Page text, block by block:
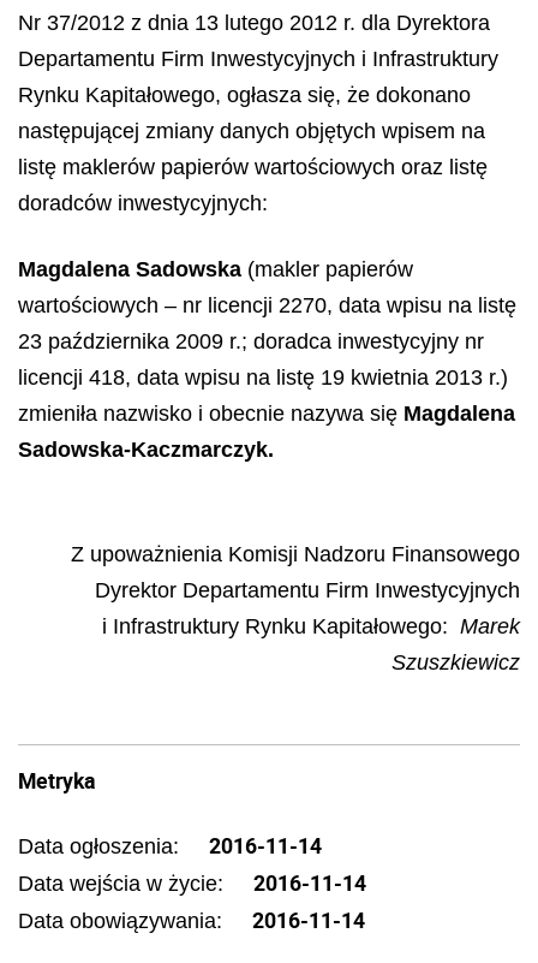
Nr 37/2012 z dnia 13 lutego 2012 r. dla Dyrektora
Departamentu Firm Inwestycyjnych i Infrastruktury
Rynku Kapitałowego, ogłasza się, że dokonano
następującej zmiany danych objętych wpisem na
listę maklerów papierów wartościowych oraz listę
doradców inwestycyjnych:
Magdalena Sadowska (makler papierów
wartościowych – nr licencji 2270, data wpisu na listę
23 października 2009 r.; doradca inwestycyjny nr
licencji 418, data wpisu na listę 19 kwietnia 2013 r.)
zmieniła nazwisko i obecnie nazywa się Magdalena
Sadowska-Kaczmarczyk.
Z upoważnienia Komisji Nadzoru Finansowego
Dyrektor Departamentu Firm Inwestycyjnych
i Infrastruktury Rynku Kapitałowego: Marek
Szuszkiewicz
Metryka
Data ogłoszenia: 2016-11-14
Data wejścia w życie: 2016-11-14
Data obowiązywania: 2016-11-14